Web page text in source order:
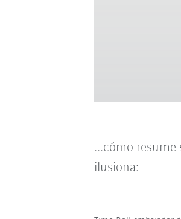
...cómo resume
ilusiona: